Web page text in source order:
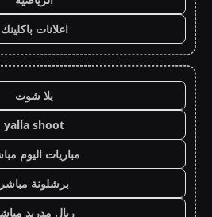
اعلانات باكلينك
يلا شوت
yalla shoot
مباريات اليوم
برشلونة مباشر
ريال مدريد